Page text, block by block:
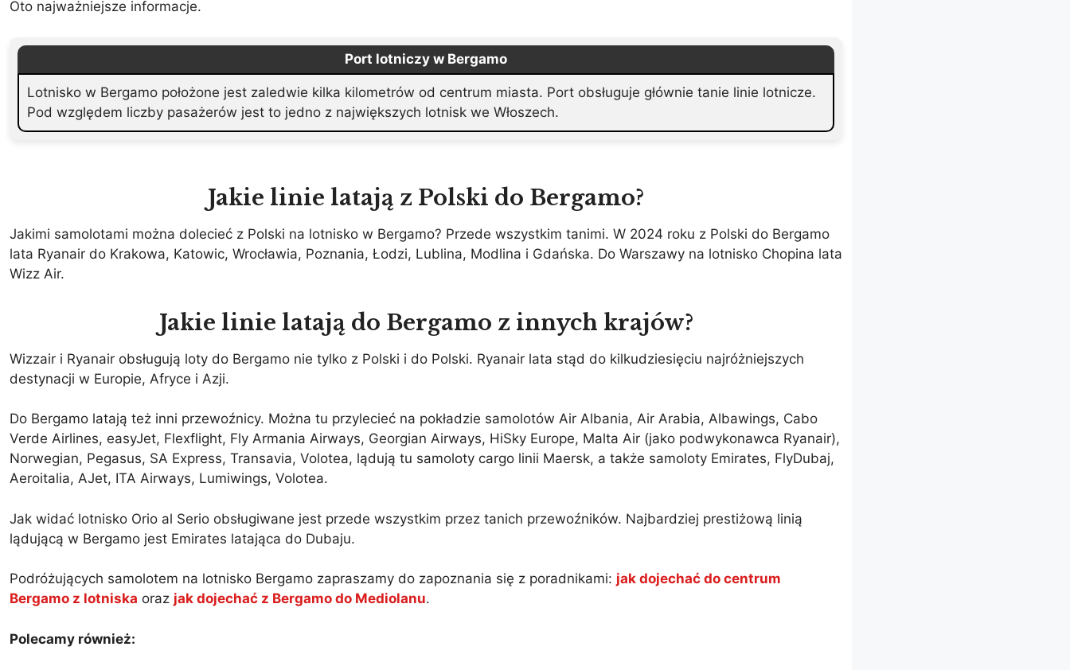
Oto najważniejsze informacje.
Port lotniczy w Bergamo
Lotnisko w Bergamo położone jest zaledwie kilka kilometrów od centrum miasta. Port obsługuje głównie tanie linie lotnicze.
Pod względem liczby pasażerów jest to jedno z największych lotnisk we Włoszech.
Jakie linie latają z Polski do Bergamo?
Jakimi samolotami można dolecieć z Polski na lotnisko w Bergamo? Przede wszystkim tanimi. W 2024 roku z Polski do Bergamo
lata Ryanair do Krakowa, Katowic, Wrocławia, Poznania, Łodzi, Lublina, Modlina i Gdańska. Do Warszawy na lotnisko Chopina lata
Wizz Air.
Jakie linie latają do Bergamo z innych krajów?
Wizzair i Ryanair obsługują loty do Bergamo nie tylko z Polski i do Polski. Ryanair lata stąd do kilkudziesięciu najróżniejszych
destynacji w Europie, Afryce i Azji.
Do Bergamo latają też inni przewoźnicy. Można tu przylecieć na pokładzie samolotów Air Albania, Air Arabia, Albawings, Cabo
Verde Airlines, easyJet, Flexflight, Fly Armania Airways, Georgian Airways, HiSky Europe, Malta Air (jako podwykonawca Ryanair),
Norwegian, Pegasus, SA Express, Transavia, Volotea, lądują tu samoloty cargo linii Maersk, a także samoloty Emirates, FlyDubaj,
Aeroitalia, AJet, ITA Airways, Lumiwings, Volotea.
Jak widać lotnisko Orio al Serio obsługiwane jest przede wszystkim przez tanich przewoźników. Najbardziej prestiżową linią
lądującą w Bergamo jest Emirates latająca do Dubaju.
Podróżujących samolotem na lotnisko Bergamo zapraszamy do zapoznania się z poradnikami: jak dojechać do centrum
Bergamo z lotniska oraz jak dojechać z Bergamo do Mediolanu.
Polecamy również: